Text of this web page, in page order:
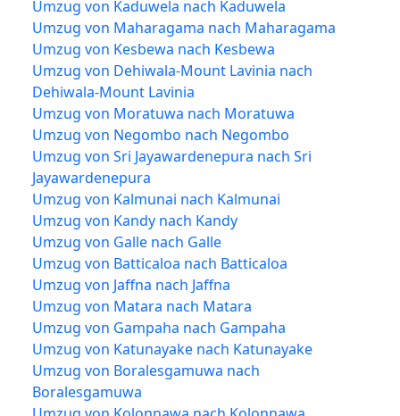
Umzug von Kaduwela nach Kaduwela
Umzug von Maharagama nach Maharagama
Umzug von Kesbewa nach Kesbewa
Umzug von Dehiwala-Mount Lavinia nach
Dehiwala-Mount Lavinia
Umzug von Moratuwa nach Moratuwa
Umzug von Negombo nach Negombo
Umzug von Sri Jayawardenepura nach Sri
Jayawardenepura
Umzug von Kalmunai nach Kalmunai
Umzug von Kandy nach Kandy
Umzug von Galle nach Galle
Umzug von Batticaloa nach Batticaloa
Umzug von Jaffna nach Jaffna
Umzug von Matara nach Matara
Umzug von Gampaha nach Gampaha
Umzug von Katunayake nach Katunayake
Umzug von Boralesgamuwa nach
Boralesgamuwa